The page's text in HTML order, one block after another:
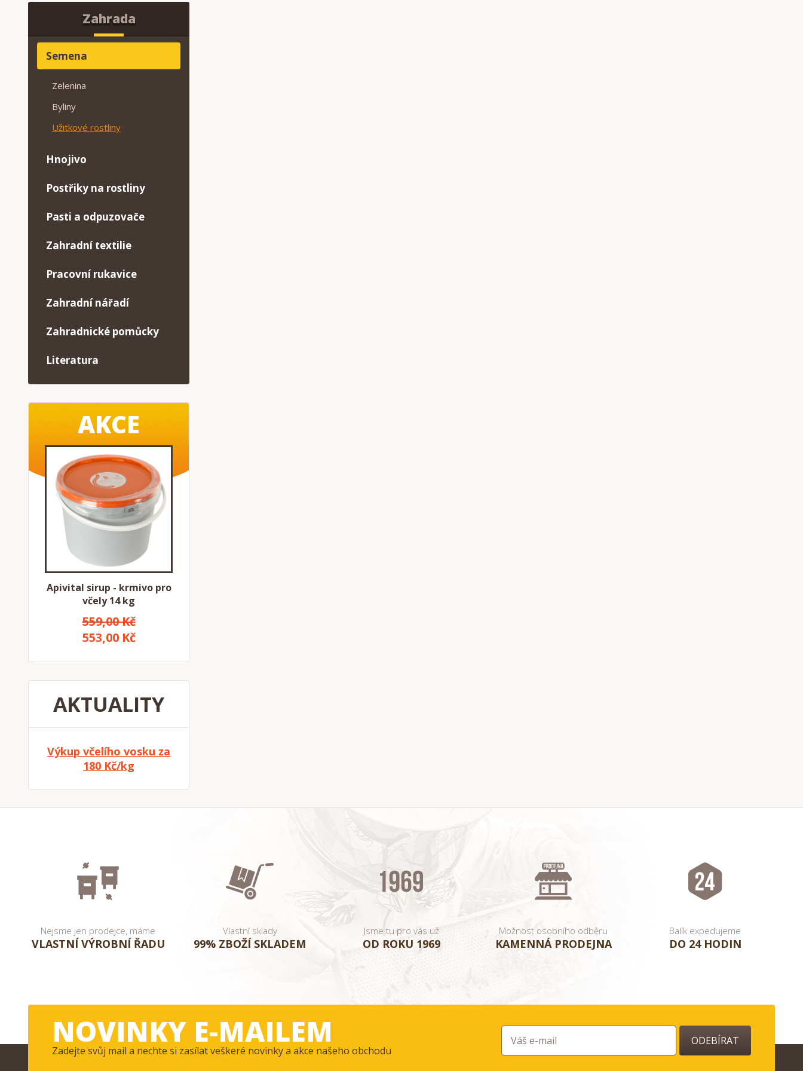
Zahrada
Semena
Zelenina
Byliny
Užitkové rostliny
Hnojivo
Postřiky na rostliny
Pasti a odpuzovače
Zahradní textilie
Pracovní rukavice
Zahradní nářadí
Zahradnické pomůcky
Literatura
AKCE
Apivital sirup - krmivo pro
včely 14 kg
559,00 Kč
553,00 Kč
AKTUALITY
Výkup včelího vosku za
180 Kč/kg
Nejsme jen prodejce, máme
VLASTNÍ VÝROBNÍ ŘADU
Vlastní sklady
99% ZBOŽÍ SKLADEM
Jsme tu pro vás už
OD ROKU 1969
Možnost osobního odběru
KAMENNÁ PRODEJNA
Balík expedujeme
DO 24 HODIN
NOVINKY E-MAILEM
Zadejte svůj mail a nechte si zasílat veškeré novinky a akce našeho obchodu
ODEBÍRAT